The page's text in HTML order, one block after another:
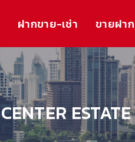
ฝากขาย-เช่า ขายฝา
CENTER